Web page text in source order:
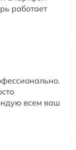
работает
всем ваш